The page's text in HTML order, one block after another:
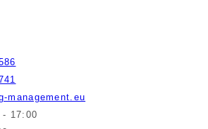
management.eu
- 17:00